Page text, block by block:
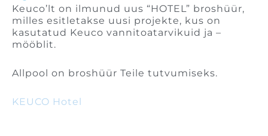
Keuco’lt on ilmunud uus “HOTEL” broshüür,
milles esitletakse uusi projekte, kus on
kasutatud Keuco vannitoatarvikuid ja –
mööblit.
Allpool on broshüür Teile tutvumiseks.
KEUCO Hotel